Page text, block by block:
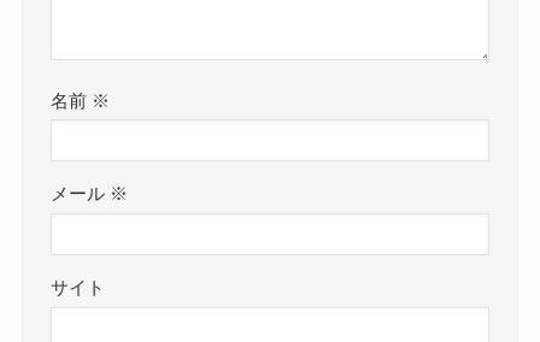
名前 ※
メール ※
サイト